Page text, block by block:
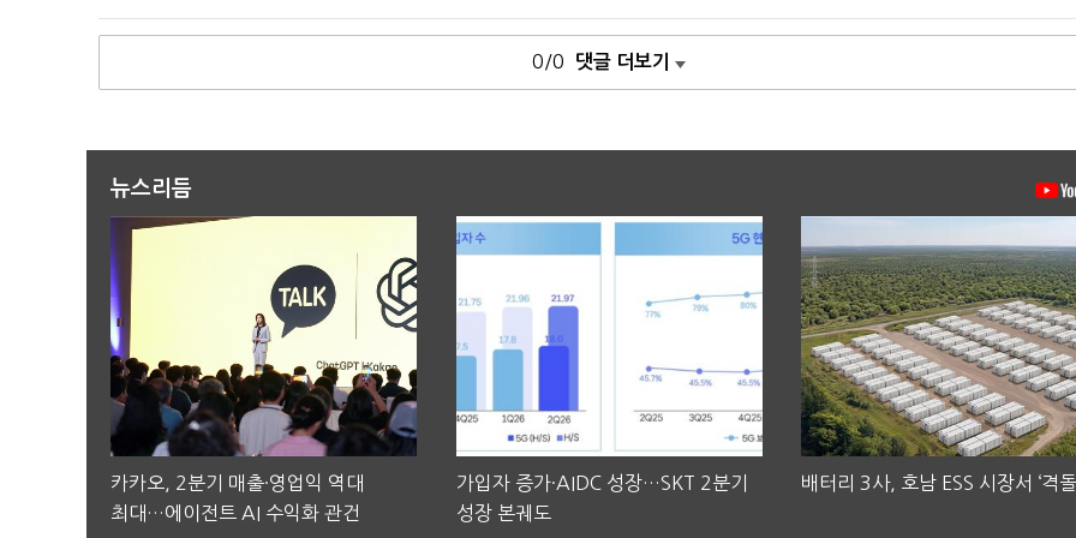
0/0 댓글 더보기
뉴스리듬
카카오, 2분기 매출·영업익 역대
최대…에이전트 AI 수익화 관건
가입자 증가·AIDC 성장…SKT 2분기
성장 본궤도
배터리 3사, 호남 ESS 시장서 ‘격돌